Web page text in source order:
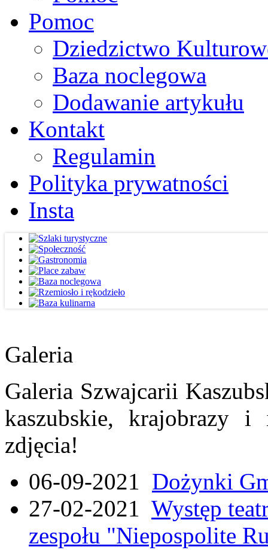
Pomoc
Dziedzictwo
Baza noclegowa
Dodawanie artykułu
Kontakt
Regulamin
Polityka prywatności
Insta
Galeria
Galeria Szwajcarii
kaszubskie, krajobrazy
zdjęcia!
06-09-2021 Dożynki
27-02-2021 Występ
zespołu "Niepospolite